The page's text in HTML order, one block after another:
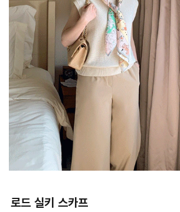
로드 실키 스카프